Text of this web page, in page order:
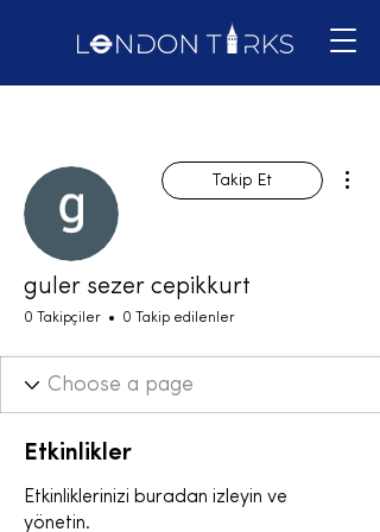
Takip Et
guler sezer cepikkurt
0 Takipçiler 0 Takip edilenler
Etkinlikler
Etkinliklerinizi buradan izleyin ve
yönetin.